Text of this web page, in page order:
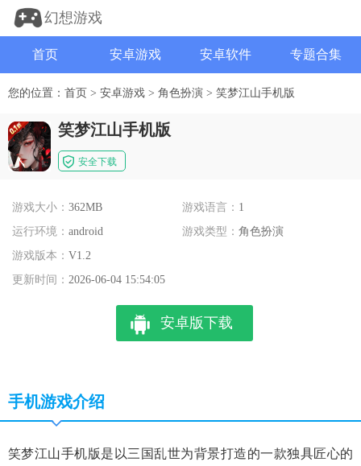
幻想游戏
首页 安卓游戏 安卓软件 专题合集
您的位置： 首页 > 安卓游戏 > 角色扮演 > 笑梦江山手机版
笑梦江山手机版
安全下载
游戏大小： 362MB 游戏语言： 1
运行环境： android 游戏类型：角色扮演
游戏版本： V1.2
更新时间： 2026-06-04 15:54:05
安卓版下载
手机游戏介绍
笑梦江山手机版是以三国乱世为背景打造的一款独具匠心的